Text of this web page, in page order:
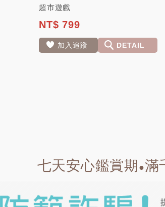
超市遊戲
NT$ 799
加入追蹤 DETAIL
七天安心鑑賞期 ●滿